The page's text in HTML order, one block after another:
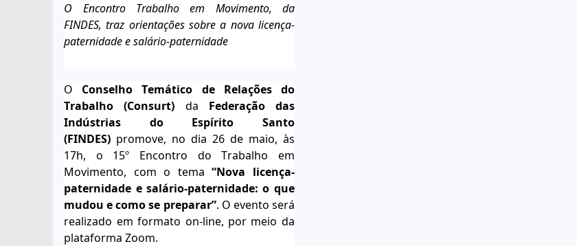
O EncontroTrabalho em Movimento, da
FINDES, traz orientações sobre a nova licença-
paternidadeesalário-paternidade
O Conselho Temático de Relações do
Trabalho (Consurt) da Federação das
Indústrias do Espírito Santo
(FINDES) promove, no dia 26 de maio, às
17h, o 15º Encontro do Trabalho em
Movimento, com o tema“Nova licença-
paternidade esalário-paternidade: o que
mudou e como se preparar”. O evento será
realizado em formato on-line, por meio da
plataforma Zoom.